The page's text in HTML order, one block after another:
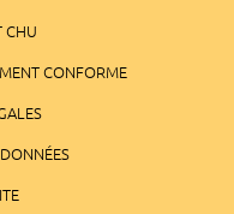
CHU
CONFORME